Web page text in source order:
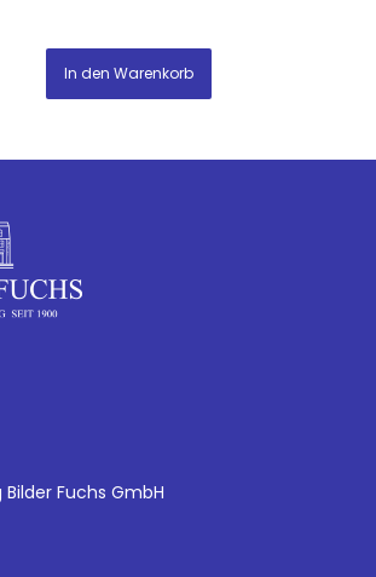
In den Warenkorb
Fuchs GmbH